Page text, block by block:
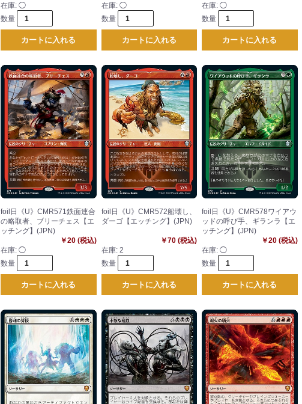
在庫: ◯
数量
カートに入れる
在庫: ◯
数量
カートに入れる
在庫:◯
数量
カートに入れる
foil日《U》CMR571鉄面連合
の略取者、ブリーチェス【エ
ッチング】(JPN)
￥20 (税込)
在庫: ◯
数量
カートに入れる
foil日《U》CMR572船壊し、
ダーゴ【エッチング】(JPN)
￥70 (税込)
在庫: 2
数量
カートに入れる
foil日《U》CMR578ワイアウ
ッドの呼び手、ギランラ【エ
ッチング】(JPN)
￥20 (税込)
在庫:◯
数量
カートに入れる